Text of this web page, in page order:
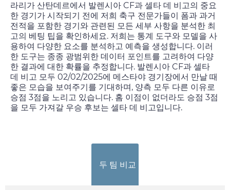
라리가 산탄데르에서 발렌시아 CF과 셀타 데 비고의 중요
한 경기가 시작되기 전에 저희 축구 전문가들이 폼과 과거
전적을 포함한 경기와 관련된 모든 세부 사항을 분석한 최
고의 베팅 팁을 확인하세요. 저희는 통계 도구와 모델을 사
용하여 다양한 요소를 분석하고 예측을 생성합니다. 이러
한 도구는 종종 광범위한 데이터 포인트를 고려하여 다양
한 결과에 대한 확률을 추정합니다. 발렌시아 CF과 셀타
데 비고 모두 02/02/2025에 메스타야 경기장에서 만날 때
좋은 모습을 보여주기를 기대하며, 양측 모두 다른 이유로
승점 3점을 노리고 있습니다. 홈 이점이 없더라도 승점 3점
을 모두 가져갈 우승 후보는 셀타 데 비고입니다.
두 팀 비교